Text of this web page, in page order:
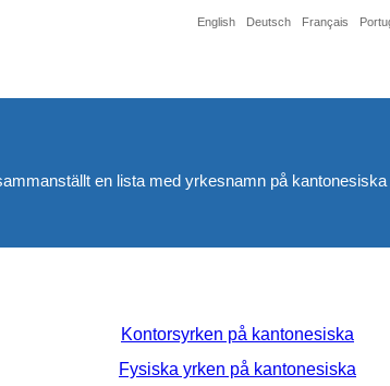
English Deutsch Français
en lista med yrkesnamn på
Kontorsyrken på kantonesiska
Fysiska yrken på kantonesiska